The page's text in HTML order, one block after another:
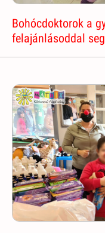
Bohócdoktorok a
felajánlásoddal